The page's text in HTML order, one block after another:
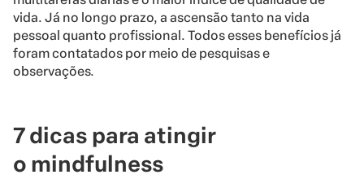
vida. Já no longo prazo, a ascensão tanto na vida
pessoal quanto profissional. Todos esses benefícios já
foram contatados por meio de pesquisas e
observações.
7 dicas para atingir
o mindfulness